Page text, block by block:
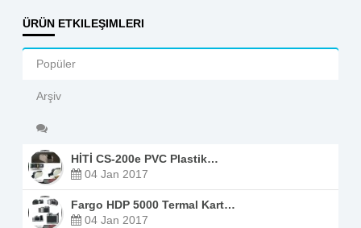
ÜRÜN ETKILEŞIMLERI
Popüler
Arşiv
HİTİ CS-200e PVC Plastik…
04 Jan 2017
Fargo HDP 5000 Termal Kart…
04 Jan 2017